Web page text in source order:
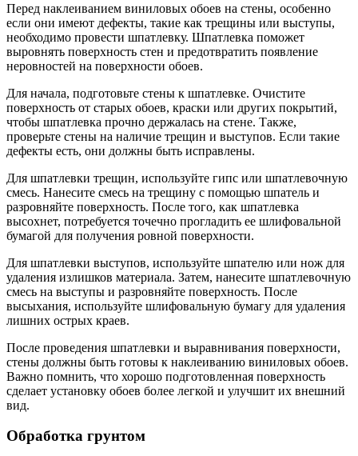
Перед наклеиванием виниловых обоев на стены, особенно
если они имеют дефекты, такие как трещины или выступы,
необходимо провести шпатлевку. Шпатлевка поможет
выровнять поверхность стен и предотвратить появление
неровностей на поверхности обоев.
Для начала, подготовьте стены к шпатлевке. Очистите
поверхность от старых обоев, краски или других покрытий,
чтобы шпатлевка прочно держалась на стене. Также,
проверьте стены на наличие трещин и выступов. Если такие
дефекты есть, они должны быть исправлены.
Для шпатлевки трещин, используйте гипс или шпатлевочную
смесь. Нанесите смесь на трещину с помощью шпатель и
разровняйте поверхность. После того, как шпатлевка
высохнет, потребуется точечно прогладить ее шлифовальной
бумагой для получения ровной поверхности.
Для шпатлевки выступов, используйте шпателю или нож для
удаления излишков материала. Затем, нанесите шпатлевочную
смесь на выступы и разровняйте поверхность. После
высыхания, используйте шлифовальную бумагу для удаления
лишних острых краев.
После проведения шпатлевки и выравнивания поверхности,
стены должны быть готовы к наклеиванию виниловых обоев.
Важно помнить, что хорошо подготовленная поверхность
сделает установку обоев более легкой и улучшит их внешний
вид.
Обработка грунтом